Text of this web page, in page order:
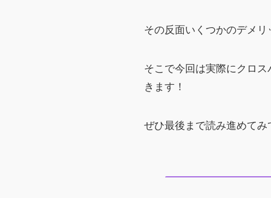
その反面いくつかのデメ
そこで今回は実際にクロ
きます！
ぜひ最後まで読み進めてみ